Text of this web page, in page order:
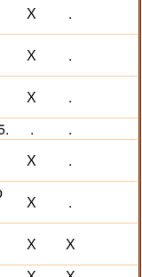
Х .
Х .
Х
.
.
.
Х .
Х .
Х
Х